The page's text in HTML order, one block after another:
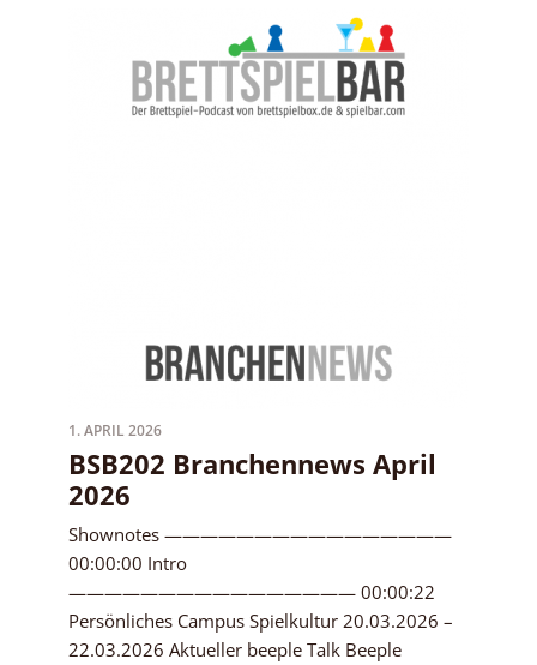
1. APRIL 2026
BSB202 Branchennews April
2026
Shownotes ————————————————
00:00:00 Intro
———————————————— 00:00:22
Persönliches Campus Spielkultur 20.03.2026 –
22.03.2026 Aktueller beeple Talk Beeple